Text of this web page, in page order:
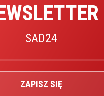
SAD24
ZAPISZ SIĘ